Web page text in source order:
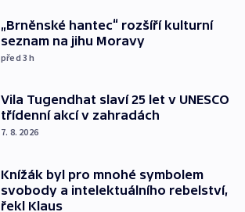
„Brněnské hantec“ rozšíří kulturní
seznam na jihu Moravy
před 3h
Vila Tugendhat slaví 25 let v UNESCO
třídenní akcí v zahradách
7. 8. 2026
Knížák byl pro mnohé symbolem
svobody a intelektuálního rebelství,
řekl Klaus